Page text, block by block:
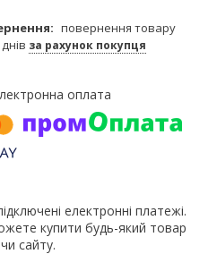
повернення товару
за рахунок покупця
електронні платежі.
купити будь-який товар
сайту.